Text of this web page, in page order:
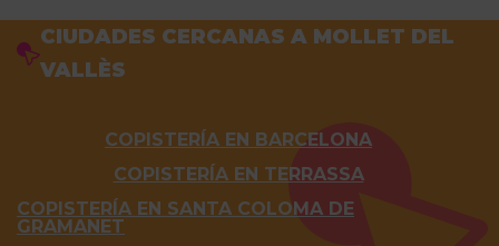
CIUDADES CERCANAS A MOLLET DEL
VALLÈS
COPISTERÍA EN BARCELONA
COPISTERÍA EN TERRASSA
COPISTERÍA EN SANTA COLOMA DE
GRAMANET